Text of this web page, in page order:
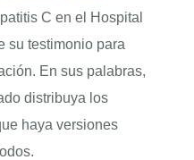
C en el Hospital
su testimonio para
En sus palabras,
distribuya los
haya versiones